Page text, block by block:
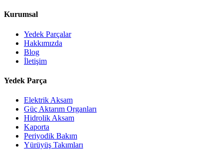
Kurumsal
Yedek Parçalar
Hakkımızda
Blog
İletişim
Yedek Parça
Elektrik Aksam
Güç Aktarım Organları
Hidrolik Aksam
Kaporta
Periyodik Bakım
Yürüyüş Takımları